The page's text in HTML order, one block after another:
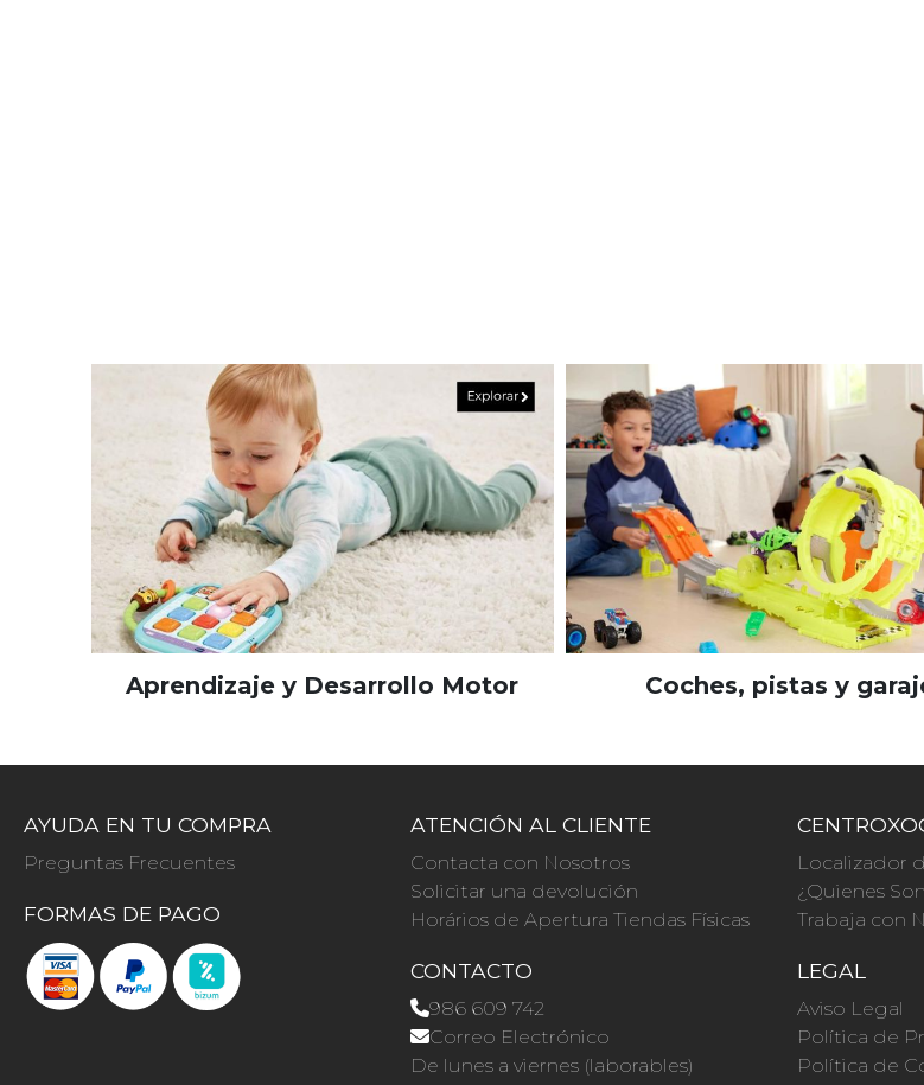
Aprendizaje y Desarrollo Motor Coches, pistas y
AYUDA EN TU COMPRA
Preguntas Frecuentes
FORMAS DE PAGO
ATENCIÓN AL CLIENTE
Contacta con Nosotros
Solicitar una devolución
Horários de Apertura Tiendas Físicas
CONTACTO
986 609 742
Correo Electrónico
De lunes a viernes (laborables)
Localizador
¿Quienes
Trabaja con
LEGAL
Aviso Legal
Política de
Política de